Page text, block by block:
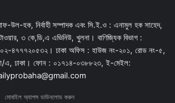
উল-হক, নির্বাহী সম্পাদক এবং সি.ই.ও : এনামুল হক সাহেদ,
৩ কে,ডি,এ এভিনিউ, খুলনা। বাণিজ্যিক বিভাগ :
০২-৪৭৭৭২০৫৩২। ঢাকা অফিস : হাউজ নং-২০১, রোড নং-৫,
এ, ঢাকা। ফোন : ০১৭১৪-০৩৮৮২৩, ই-মেইল:
মোবাইল অ্যাপস ডাউনলোড করুন